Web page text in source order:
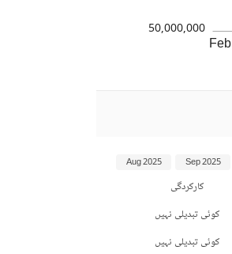
Feb
50,000,000
کارکردگی
کوئی تبدیلی نہیں
کوئی تبدیلی نہیں
Sep 2025
Aug 2025